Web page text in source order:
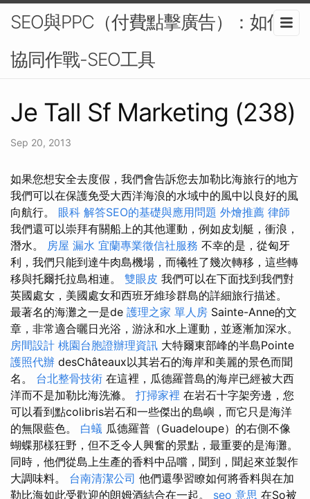
SEO與PPC（付費點擊廣告）：如何
協同作戰-SEO工具
Je Tall Sf Marketing (238)
Sep 20, 2013
如果您想安全去度假，我們會告訴您去加勒比海旅行的地方
我們可以在保護免受大西洋海浪的水域中的風中以良好的風
向航行。 眼科 解答SEO的基礎與應用問題 外燴推薦 律師
我們還可以崇拜有關船上的其他運動，例如皮划艇，衝浪，
潛水。 房屋 漏水 宜蘭專業徵信社服務 不幸的是，從匈牙
利，我們只能到達牛肉島機場，而犧牲了幾次轉移，這些轉
移與托爾托拉島相連。 雙眼皮 我們可以在下面找到我們對
英國處女，美國處女和西班牙維珍群島的詳細旅行描述。
最著名的海灘之一是de 護理之家 單人房 Sainte-Anne的文
章，非常適合曬日光浴，游泳和水上運動，並逐漸加深水。
房間設計 桃園台胞證辦理資訊 大特爾東部峰的半島Pointe
護照代辦 desChâteaux以其岩石的海岸和美麗的景色而聞
名。 台北整骨技術 在這裡，瓜德羅普島的海岸已經被大西
洋而不是加勒比海洗滌。 打掃家裡 在岩石十字架旁邊，您
可以看到點colibris岩石和一些傑出的島嶼，而它只是海洋
的無限藍色。 白蟻 瓜德羅普（Guadeloupe）的右側不像
蝴蝶那樣狂野，但不乏令人興奮的景點，最重要的是海灘。
同時，他們從島上生產的香料中品嚐，聞到，聞起來並製作
大調味料。 台南清潔公司 他們還學習瞭如何將香料與在加
勒比海如此受歡迎的朗姆酒結合在一起。 seo 意思 在So被